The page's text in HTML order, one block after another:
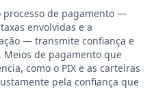
processo de pagamento —
envolvidas e a
— transmite confiança e
de pagamento que
como o PIX e as carteiras
pela confiança que